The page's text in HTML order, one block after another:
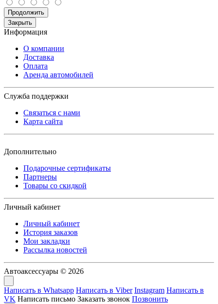
Продолжить
Закрыть
Информация
О компании
Доставка
Оплата
Аренда автомобилей
Служба поддержки
Связаться с нами
Карта сайта
Дополнительно
Подарочные сертификаты
Партнеры
Товары со скидкой
Личный кабинет
Личный кабинет
История заказов
Мои закладки
Рассылка новостей
Автоаксессуары © 2026
Написать в Whatsapp Написать в Viber Instagram Написать в
VK Написать письмо Заказать звонок Позвонить